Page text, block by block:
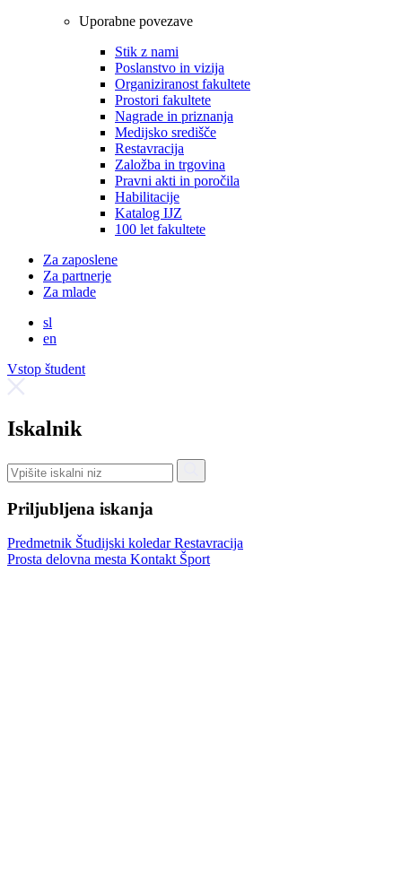
Uporabne povezave
Stik z nami
Poslanstvo in vizija
Organiziranost fakultete
Prostori fakultete
Nagrade in priznanja
Medijsko središče
Restavracija
Založba in trgovina
Pravni akti in poročila
Habilitacije
Katalog IJZ
100 let fakultete
Za zaposlene
Za partnerje
Za mlade
sl
en
Vstop študent
Iskalnik
Priljubljena iskanja
Predmetnik Študijski koledarRestavracija
Prosta delovna mesta Kontakt Šport